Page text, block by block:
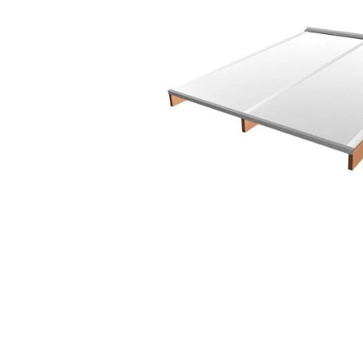
Kanalplasttaket ska alltid
Vi rekommenderar alltid
riskerar att göra taket otätt.
Vid befintligt bjälklag går det att
Avståndet mellan takstolarna/
Passar inte takskivornas
Avståndet mellan de tvärgående
Balkar och reglar vars översida